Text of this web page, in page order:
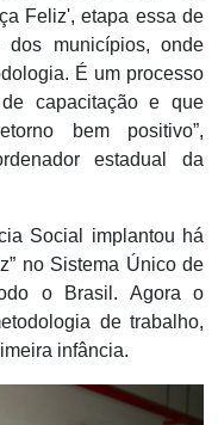
Feliz', etapa essa de
dos municípios, onde
É um processo
capacitação e que
bem positivo”,
estadual da
Social implantou há
no Sistema Único de
o Brasil. Agora o
de trabalho,
infância.